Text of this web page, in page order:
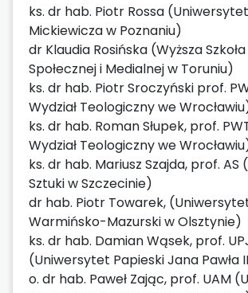
ks. dr hab. Piotr Rossa
Mickiewicza w Poznaniu)
dr Klaudia Rosińska (Wyższa
Społecznej i Medialnej w Toruniu)
ks. dr hab. Piotr Sroczyński prof.
Wydział Teologiczny we
ks. dr hab. Roman Słupek, prof.
Wydział Teologiczny we
ks. dr hab. Mariusz Szajda, prof. AS
Sztuki w Szczecinie)
dr hab. Piotr Towarek,
Warmińsko-Mazurski w Olsztynie)
ks. dr hab. Damian Wąsek, prof.
(Uniwersytet Papieski Jana Pawła
o. dr hab. Paweł Zając, prof. UAM